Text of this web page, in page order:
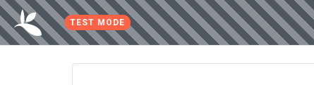
TEST MODE